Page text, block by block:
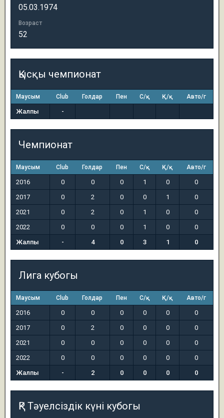
05.03.1974
Возраст
52
Қысқы чемпионат
Маусым Club Голдар Пен С/қ Қ/қ Авто/г
Жалпы -
Чемпионат
Маусым Club Голдар Пен С/қ Қ/қ Авто/г
2016 0 0 0 1 0
0
2017
0 2 0 0 1
0
2021
0 2 0 1 0
0
2022
0 0 0 1 0
0
Жалпы
- 4 0 3 1 0
Лига кубогы
Маусым Club Голдар Пен С/қ Қ/қ Авто/г
2016 0 0 0 0 0
0
2017
0 2 0 0 0
0
2021
0 0 0 0 0
0
2022
0 0 0 0 0
0
Жалпы
- 2 0 0 0 0
ҚР Тәуелсіздік күні кубогы